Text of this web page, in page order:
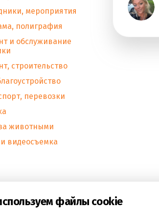
мероприятия
полиграфия
и обслуживание
строительство
перевозки
животными
видеосъемка
файлы cookie